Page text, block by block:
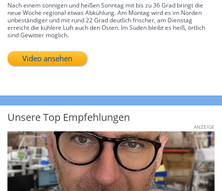
Nach einem sonnigen und heißen Sonntag mit bis zu 36 Grad bringt die
neue Woche regional etwas Abkühlung. Am Montag wird es im Norden
unbeständiger und mit rund 22 Grad deutlich frischer, am Dienstag
erreicht die kühlere Luft auch den Osten. Im Süden bleibt es heiß, örtlich
sind Gewitter möglich.
Video ansehen
Unsere Top Empfehlungen
ANZEIGE